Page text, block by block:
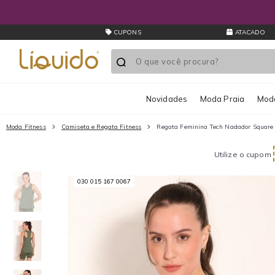
CUPONS ATACADO
Novidades Moda Praia
Moda Fitness Camiseta e Regata Fitness Regata Feminina Tech Nadador Square
Utilize o cupom
030 015 167 0067